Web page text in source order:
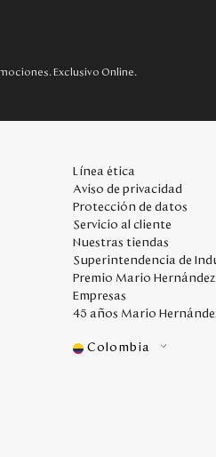
Exclusivo Online.
Línea ética
Aviso de privacidad
Protección de datos
Servicio al cliente
Nuestras tiendas
Superintendencia de
Premio Mario Hernández
Empresas
45 años Mario
Colombia